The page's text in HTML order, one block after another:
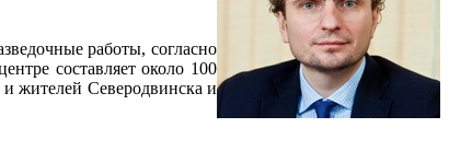
работы, согласно
составляет около 100
и жителей Северодвинска и